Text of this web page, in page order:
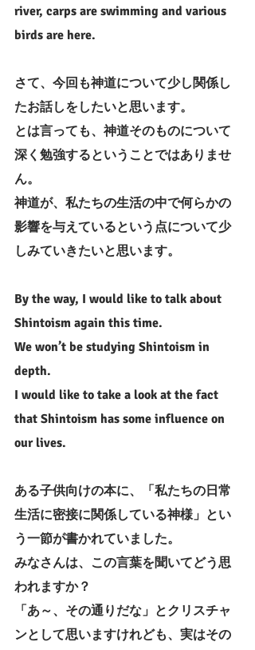
river, carps are swimming and various
birds are here.
さて、今回も神道について少し関係し
たお話しをしたいと思います。
とは言っても、神道そのものについて
深く勉強するということではありませ
ん。
神道が、私たちの生活の中で何らかの
影響を与えているという点について少
しみていきたいと思います。
By the way, I would like to talk about
Shintoism again this time.
We won’t be studying Shintoism in
depth.
I would like to take a look at the fact
that Shintoism has some influence on
our lives.
ある子供向けの本に、「私たちの日常
生活に密接に関係している神様」とい
う一節が書かれていました。
みなさんは、この言葉を聞いてどう思
われますか？
「あ～、その通りだな」とクリスチャ
ンとして思いますけれども、実はその